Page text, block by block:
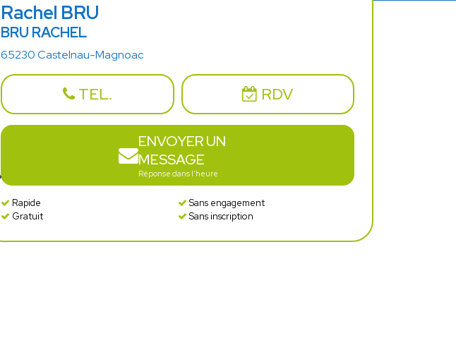
Rachel BRU
BRU RACHEL
65230 Castelnau-Magnoac
TEL. RDV
ENVOYER UN
MESSAGE
Réponse dans l'heure
Rapide
Sans engagement
Gratuit
Sans inscription